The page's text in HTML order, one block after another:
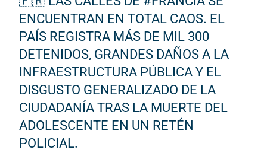
ENCUENTRAN EN TOTAL CAOS. EL
PAÍS REGISTRA MÁS DE MIL 300
DETENIDOS, GRANDES DAÑOS A LA
INFRAESTRUCTURA PÚBLICA Y EL
DISGUSTO GENERALIZADO DE LA
CIUDADANÍA TRAS LA MUERTE DEL
ADOLESCENTE EN UN RETÉN
POLICIAL.